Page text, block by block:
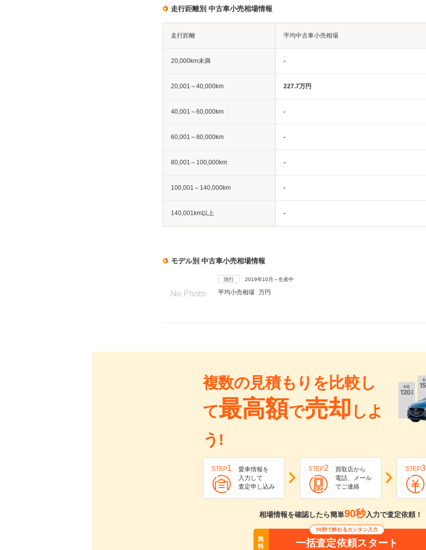
走行距離別 中古車小売相場情報
走行距離 平均中古車小売相場
20,000km未満 -
20,001～40,000km 227.7万円
40,001～60,000km -
60,001～80,000km -
80,001～100,000km -
100,001～140,000km -
140,001km以上 -
モデル別 中古車小売相場情報
現行 2019年10月～生産中
平均小売相場 万円
複数の見積もりを比較し
て最高額で売却 しよ
う!
STEP1
愛車情報を
入力して
査定申し込み
STEP2
買取店から
電話、メール
でご連絡
STEP3
相場情報を確認したら簡単90秒入力で査定依頼！
無
料
90秒で終わるカンタン入力
一括査定依頼スタート